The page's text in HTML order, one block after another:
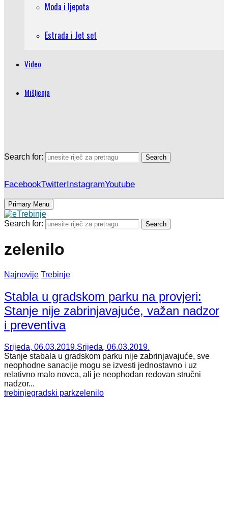
Moda i ljepota
Estrada i Jet set
Video
Mišljenja
Search for: Search
FacebookTwitterInstagramYoutube
Primary Menu
Search for: Search
zelenilo
Najnovije Trebinje
Stabla u gradskom parku na provjeri:
Stanje nije zabrinjavajuće, važan nadzor
i preventiva
Srijeda, 06.03.2019.Srijeda, 06.03.2019.
Stanje stabala u gradskom parku nije zabrinjavajuće, sve
neophodne sanacije mogu se izvesti jednostavno i uz
relativno malo novca, ali je neophodan redovan stručni
nadzor...
trebinjegradski parkzelenilo